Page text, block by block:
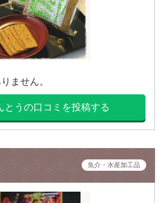
ません。
とうの口コミを投稿する
魚介・水産加工品